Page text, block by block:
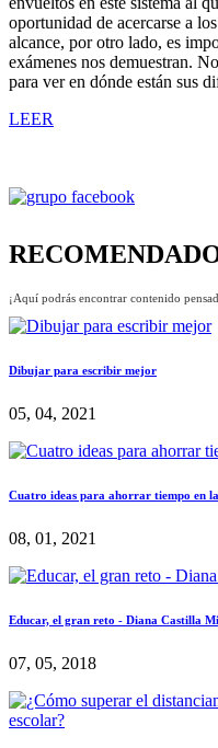
oportunidad de acercarse a
alcance, por otro lado, es
exámenes nos demuestran.
para ver en dónde están sus
LEER
¡Aquí podrás encontrar contenido
Dibujar para escribir mejor
05, 04, 2021
Cuatro ideas para ahorrar tiempo en
08, 01, 2021
Educar, el gran reto - Diana Castilla
07, 05, 2018